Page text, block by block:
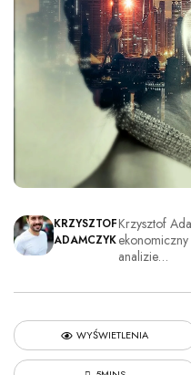
KRZYSZTOF
ADAMCZYK
Krzysztof
analizie…
WYŚWIETLENIA